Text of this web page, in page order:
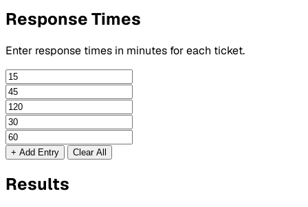
Response Times
Enter response times in minutes for each ticket.
+ Add Entry Clear All
Results